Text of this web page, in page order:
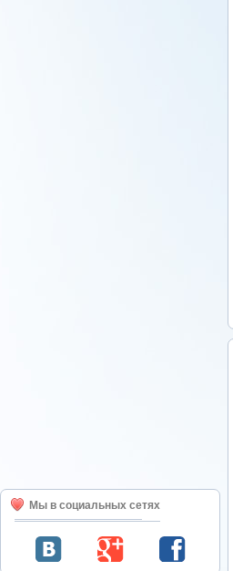
Мы в социальных сетях